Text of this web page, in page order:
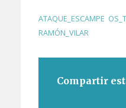
ATAQUE_ESCAMPE
RAMÓN_VILAR
Compartir